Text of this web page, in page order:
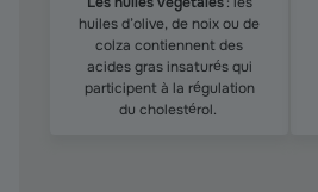
huiles d’olive, de noix ou de
colza contiennent des
acides gras insaturés qui
participent à la régulation
du cholestérol.